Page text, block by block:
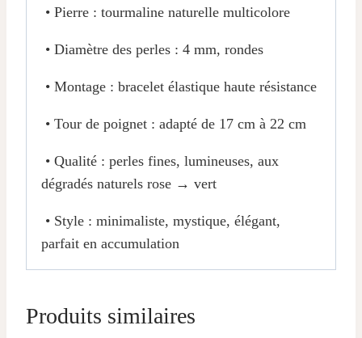
• Pierre : tourmaline naturelle multicolore
• Diamètre des perles : 4 mm, rondes
• Montage : bracelet élastique haute résistance
• Tour de poignet : adapté de 17 cm à 22 cm
• Qualité : perles fines, lumineuses, aux
dégradés naturels rose → vert
• Style : minimaliste, mystique, élégant,
parfait en accumulation
Produits similaires